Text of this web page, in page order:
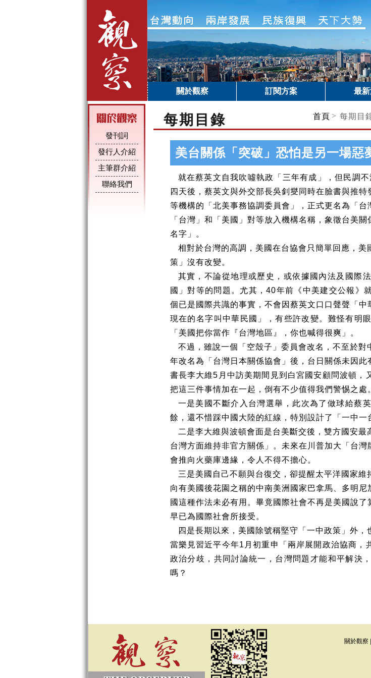
關於觀察 訂閱方案 最
發刊詞
發行人介紹
主筆群介紹
聯絡我們
每期目錄 首頁 > 每期目
美台關係「突破」恐怕是另一場惡
就在蔡英文自我吹噓執政「三年有成」，但民調
四天後，蔡英文與外交部長吳釗燮同時在臉書與推
等機構的「北美事務協調委員會」，正式更名為「
「台灣」和「美國」對等放入機構名稱，象徵台美
名字」。
相對於台灣的高調，美國在台協會只簡單回應，
策」沒有改變。
其實，不論從地理或歷史，或依據國內法及國際
國」對等的問題。尤其，40年前《中美建交公報》
個已是國際共識的事實，不會因蔡英文口口聲聲「
現在的名字叫中華民國」，有些許改變。難怪有明
「美國把你當作『台灣地區』，你也喊得很爽」。
不過，雖說一個「空殼子」委員會改名，不至於
年改名為「台灣日本關係協會」後，台日關係未因
書長李大維5 月中訪美期間見到白宮國安顧問波頓
把這三件事情加在一起，倒有不少值得我們警惕之處。
一是美國不斷介入台灣選舉，此次為了做球給蔡
餘，還不惜踩中國大陸的紅線，特別設計了「一中一
二是李大維與波頓會面是台美斷交後，雙方國安
台灣方面維持非官方關係」。未來在川普加大「台
會推向火藥庫邊緣，令人不得不擔心。
三是美國自己不願與台復交，卻提醒太平洋國家
向有美國後花園之稱的中南美洲國家巴拿馬、多明
國這種作法未必有用。畢竟國際社會不再是美國說
早已為國際社會所接受。
四是長期以來，美國除號稱堅守「一中政策」外
當樂見習近平今年1 月初重申「兩岸展開政治協商，
政治分歧，共同討論統一，台灣問題才能和平解決
嗎？
關於觀察